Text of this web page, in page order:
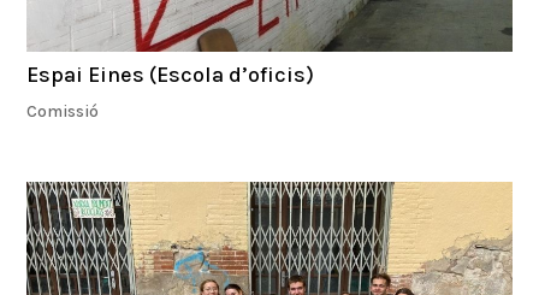
Espai Eines (Escola d’oficis)
Comissió